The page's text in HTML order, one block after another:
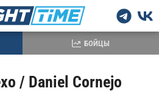
/ Daniel Cornejo
БОЙЦЫ